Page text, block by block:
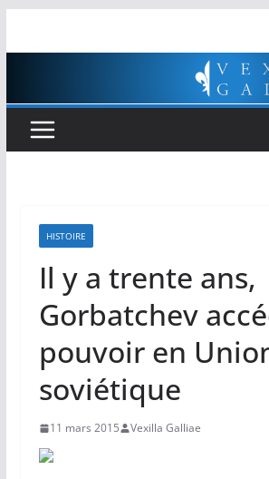
HISTOIRE
Il y a trente ans,
Gorbatchev
pouvoir en
soviétique
11 mars 2015 Vexilla Galliae